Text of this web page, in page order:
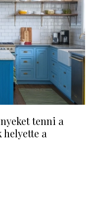
tenni a
a